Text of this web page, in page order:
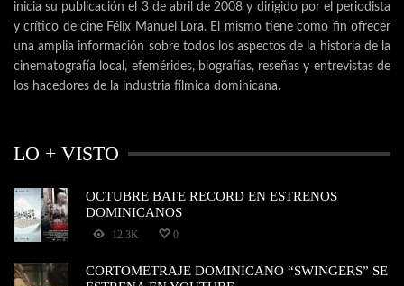
inicia su publicación el 3 de abril de 2008 y dirigido por el periodista
y crítico de cine Félix Manuel Lora. El mismo tiene como fin ofrecer
una amplia información sobre todos los aspectos de la historia de la
cinematografía local, efemérides, biografías, reseñas y entrevistas de
los hacedores de la industria fílmica dominicana.
LO + VISTO
OCTUBRE BATE RECORD EN ESTRENOS
DOMINICANOS
12.3K 0
CORTOMETRAJE DOMINICANO “SWINGERS” SE